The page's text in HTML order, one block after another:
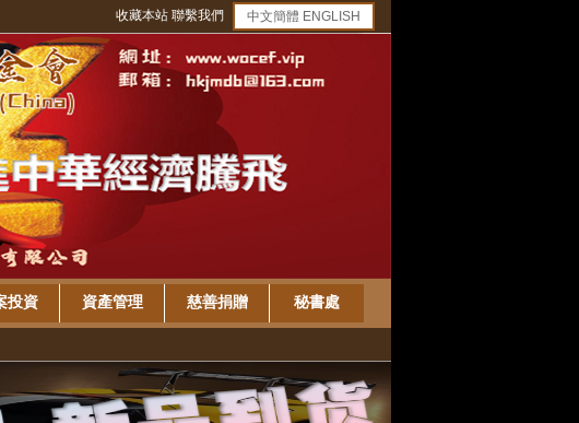
收藏本站 聯繫我們 中文簡體 ENGLISH
投資 資產管理 慈善捐贈 秘書處